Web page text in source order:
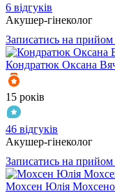
6 відгуків
Акушер-гінеколог
Записатись на прийом
Кондратюк Оксана
15 років
46 відгуків
Акушер-гінеколог
Записатись на прийом
Мохсен Юлія